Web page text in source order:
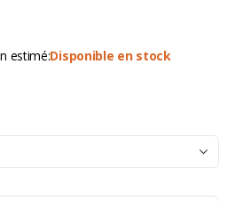
estimé:Disponible en stock